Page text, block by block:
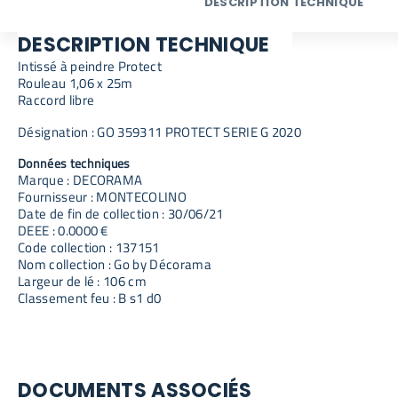
DESCRIPTION TECHNIQUE
Intissé à peindre Protect
Rouleau 1,06 x 25m
Raccord libre
Désignation : GO 359311 PROTECT SERIE G 2020
Données techniques
Marque : DECORAMA
Fournisseur : MONTECOLINO
Date de fin de collection : 30/06/21
DEEE : 0.0000 €
Code collection : 137151
Nom collection : Go by Décorama
Largeur de lé : 106 cm
Classement feu : B s1 d0
DOCUMENTS ASSOCIÉS